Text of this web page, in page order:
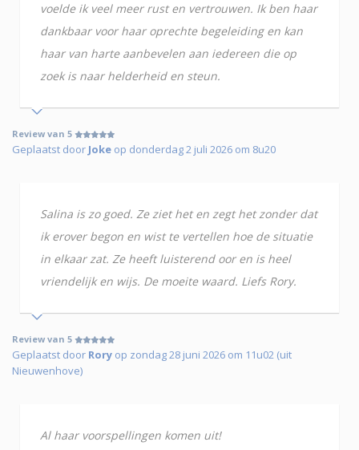
voelde ik veel meer rust en vertrouwen. Ik ben haar
dankbaar voor haar oprechte begeleiding en kan
haar van harte aanbevelen aan iedereen die op
zoek is naar helderheid en steun.
Review van 5
Geplaatst door Joke op donderdag 2 juli 2026 om 8u20
Salina is zo goed. Ze ziet het en zegt het zonder dat
ik erover begon en wist te vertellen hoe de situatie
in elkaar zat. Ze heeft luisterend oor en is heel
vriendelijk en wijs. De moeite waard. Liefs Rory.
Review van 5
Geplaatst door Rory op zondag 28 juni 2026 om 11u02 (uit
Nieuwenhove)
Al haar voorspellingen komen uit!